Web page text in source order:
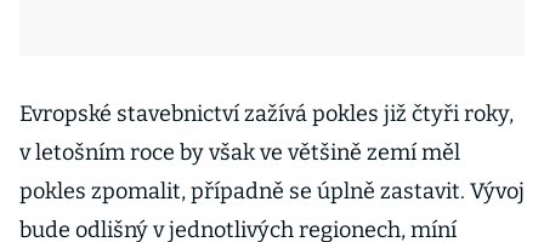
Evropské stavebnictví zažívá pokles již čtyři roky,
v letošním roce by však ve většině zemí měl
pokles zpomalit, případně se úplně zastavit. Vývoj
bude odlišný v jednotlivých regionech, míní